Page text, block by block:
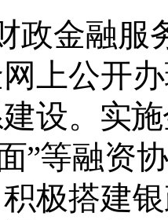
政金融服
上公开
设。实
”等融资
积极搭建